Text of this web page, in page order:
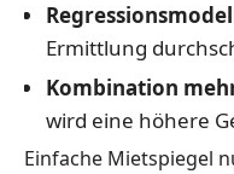
Ermittlung
Kombination
wird eine höhere
Einfache Mietspiegel